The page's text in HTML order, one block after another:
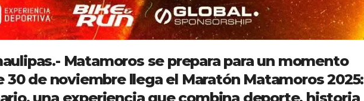
Matamoros se prepara para un momento
de noviembre llega el Maratón Matamoros 2025: